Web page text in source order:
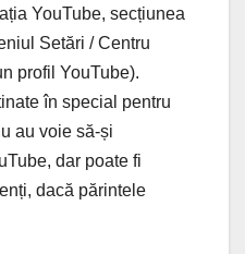
YouTube, secțiunea
Setări / Centru
profil YouTube).
în special pentru
au voie să-și
dar poate fi
dacă părintele